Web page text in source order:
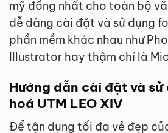
mỹ đồng nhất cho toàn bộ
dễ dàng cài đặt và sử dụng
phần mềm khác nhau như
Illustrator hay thậm chí là
Hướng dẫn cài đặt và
hoá UTM LEO XIV
Để tận dụng tối đa vẻ đẹp